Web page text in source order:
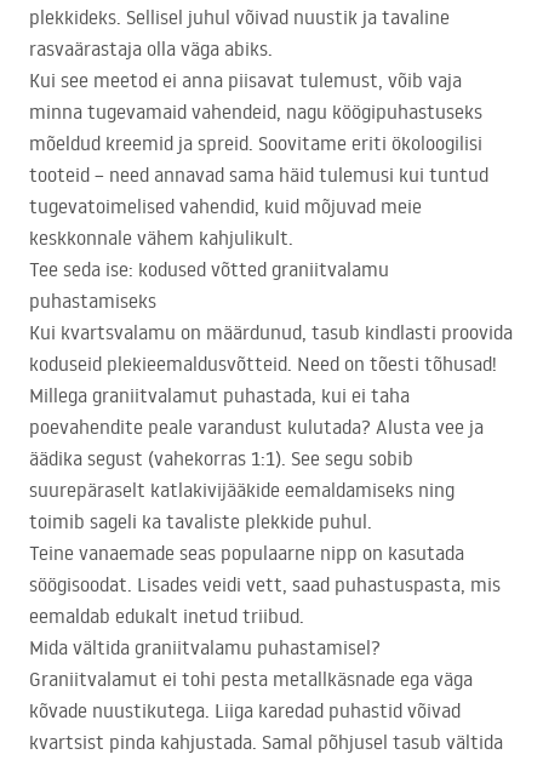
plekkideks. Sellisel juhul võivad nuustik ja tavaline
rasvaärastaja olla väga abiks.
Kui see meetod ei anna piisavat tulemust, võib vaja
minna tugevamaid vahendeid, nagu köögipuhastuseks
mõeldud kreemid ja spreid. Soovitame eriti ökoloogilisi
tooteid – need annavad sama häid tulemusi kui tuntud
tugevatoimelised vahendid, kuid mõjuvad meie
keskkonnale vähem kahjulikult.
Tee seda ise: kodused võtted graniitvalamu
puhastamiseks
Kui kvartsvalamu on määrdunud, tasub kindlasti proovida
koduseid plekieemaldusvõtteid. Need on tõesti tõhusad!
Millega graniitvalamut puhastada, kui ei taha
poevahendite peale varandust kulutada? Alusta vee ja
äädika segust (vahekorras 1:1). See segu sobib
suurepäraselt katlakivijääkide eemaldamiseks ning
toimib sageli ka tavaliste plekkide puhul.
Teine vanaemade seas populaarne nipp on kasutada
söögisoodat. Lisades veidi vett, saad puhastuspasta, mis
eemaldab edukalt inetud triibud.
Mida vältida graniitvalamu puhastamisel?
Graniitvalamut ei tohi pesta metallkäsnade ega väga
kõvade nuustikutega. Liiga karedad puhastid võivad
kvartsist pinda kahjustada. Samal põhjusel tasub vältida